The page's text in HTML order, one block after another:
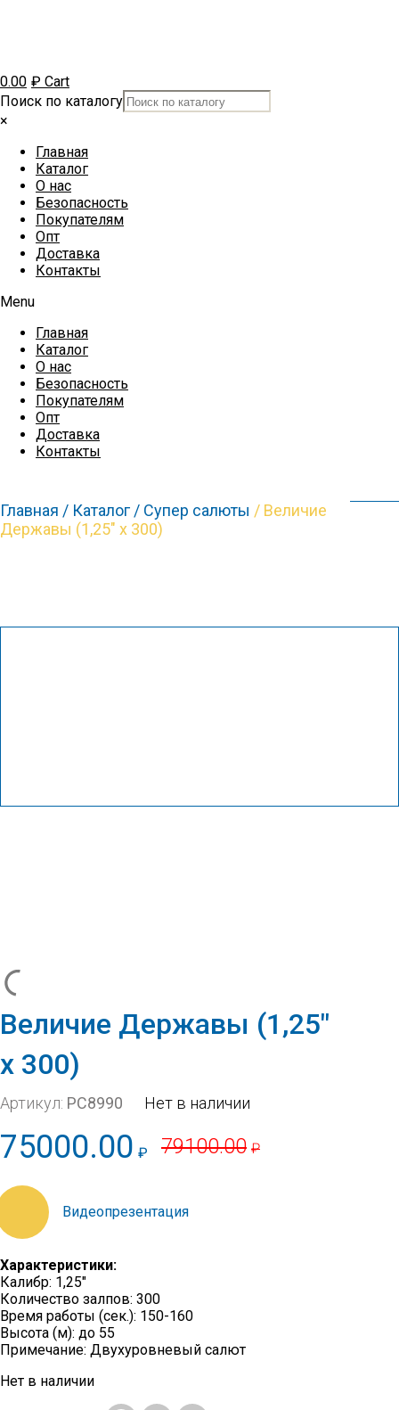
0.00 ₽ Cart
Поиск по каталогу
×
Главная
Каталог
О нас
Безопасность
Покупателям
Опт
Доставка
Контакты
Menu
Главная
Каталог
О нас
Безопасность
Покупателям
Опт
Доставка
Контакты
Главная / Каталог / Супер салюты / Величие
Державы (1,25″ х 300)
Величие Державы (1,25″
х 300)
Артикул: РС8990 Нет в наличии
79100.00 ₽
75000.00 ₽
youtu.be/D71mkAo1NTg
Характеристики:
Калибр: 1,25″
Количество залпов: 300
Время работы (сек.): 150-160
Высота (м): до 55
Примечание: Двухуровневый салют
Нет в наличии